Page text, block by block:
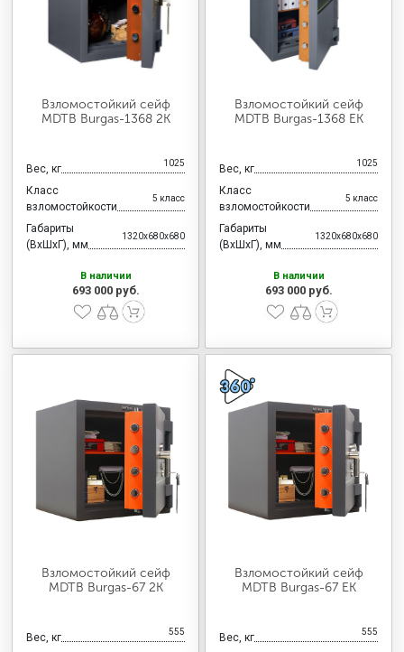
Взломостойкий сейф
MDTB Burgas-1368 2K
Вес, кг 1025
Класс
взломостойкости
5 класс
Габариты
(ВхШхГ), мм
1320x680x680
В наличии
693 000 руб.
Взломостойкий сейф
MDTB Burgas-1368 EK
Вес, кг 1025
Класс
взломостойкости
5 класс
Габариты
(ВхШхГ), мм
1320x680x680
В наличии
693 000 руб.
Взломостойкий сейф
MDTB Burgas-67 2K
Вес, кг 555
Взломостойкий сейф
MDTB Burgas-67 EK
Вес, кг 555